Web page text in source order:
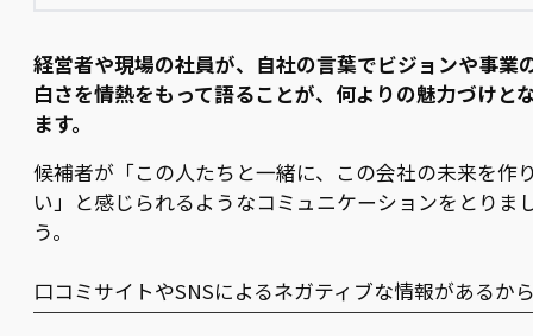
経営者や現場の社員が、自社の言葉でビジョンや事業
白さを情熱をもって語ることが、何よりの魅力づけと
ます。
候補者が「この人たちと一緒に、この会社の未来を作
い」と感じられるようなコミュニケーションをとりま
う。
口コミサイトやSNSによるネガティブな情報があるか